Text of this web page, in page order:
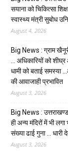
सयाना को चिकित्सा
स्वास्थ्य मंत्री सुबोध
August 4, 2026
Big News : ग्राम
… अधिकारियों को
धामी को बताई समस्या
की आवाजाही प्रभावित
August 3, 2026
Big News :
ही अन्य मंदिरों में भी लगा
संख्या ढाई गुना … धारी
August 3, 2026